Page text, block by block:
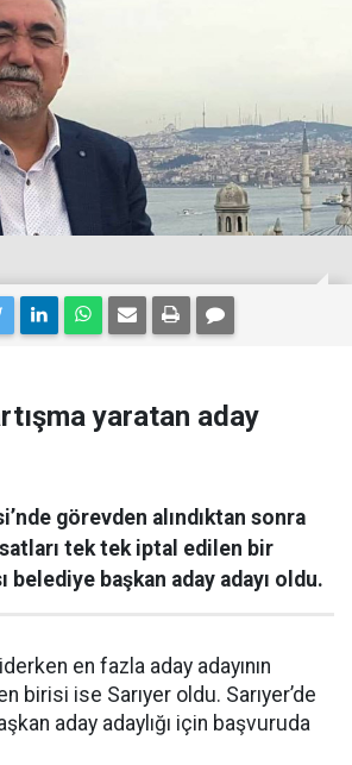
yaratan aday
görevden alındıktan sonra
tek tek iptal edilen bir
belediye başkan aday adayı oldu.
en fazla aday adayının
birisi ise Sarıyer oldu. Sarıyer’de
aday adaylığı için başvuruda